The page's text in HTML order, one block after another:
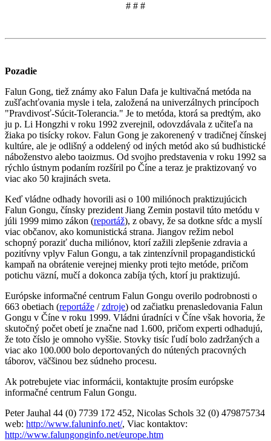
# # #
Pozadie
Falun Gong, tiež známy ako Falun Dafa je kultivačná metóda na
zušľachťovania mysle i tela, založená na univerzálnych princípoch
"Pravdivosť-Súcit-Tolerancia." Je to metóda, ktorá sa predtým, ako
ju p. Li Hongzhi v roku 1992 zverejnil, odovzdávala z učiteľa na
žiaka po tisícky rokov. Falun Gong je zakorenený v tradičnej čínskej
kultúre, ale je odlišný a oddelený od iných metód ako sú budhistické
náboženstvo alebo taoizmus. Od svojho predstavenia v roku 1992 sa
rýchlo ústnym podaním rozšíril po Číne a teraz je praktizovaný vo
viac ako 50 krajinách sveta.
Keď vládne odhady hovorili asi o 100 miliónoch praktizujúcich
Falun Gongu, čínsky prezident Jiang Zemin postavil túto metódu v
júli 1999 mimo zákon (reportáž), z obavy, že sa dotkne sŕdc a myslí
viac občanov, ako komunistická strana. Jiangov režim nebol
schopný poraziť ducha miliónov, ktorí zažili zlepšenie zdravia a
pozitívny vplyv Falun Gongu, a tak zintenzívnil propagandistickú
kampaň na obrátenie verejnej mienky proti tejto metóde, pričom
potichu väzní, mučí a dokonca zabíja tých, ktorí ju praktizujú.
Európske informačné centrum Falun Gongu overilo podrobnosti o
663 obetiach (reportáže /zdroje) od začiatku prenasledovania Falun
Gongu v Číne v roku 1999. Vládni úradníci v Číne však hovoria, že
skutočný počet obetí je značne nad 1.600, pričom experti odhadujú,
že toto číslo je omnoho vyššie. Stovky tisíc ľudí bolo zadržaných a
viac ako 100.000 bolo deportovaných do nútených pracovných
táborov, väčšinou bez súdneho procesu.
Ak potrebujete viac informácii, kontaktujte prosím európske
informačné centrum Falun Gongu.
Peter Jauhal 44 (0) 7739 172 452, Nicolas Schols 32 (0) 479875734
web: http://www.faluninfo.net/, Viac kontaktov:
http://www.falungonginfo.net/europe.htm